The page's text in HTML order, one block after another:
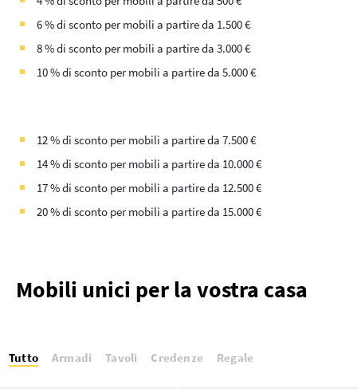
6 % di sconto per mobili a partire da 1.500 €
8 % di sconto per mobili a partire da 3.000 €
10 % di sconto per mobili a partire da 5.000 €
12 % di sconto per mobili a partire da 7.500 €
14 % di sconto per mobili a partire da 10.000 €
17 % di sconto per mobili a partire da 12.500 €
20 % di sconto per mobili a partire da 15.000 €
Mobili unici per la vostra casa
Tutto Armadi Tavoli Credenze Regale